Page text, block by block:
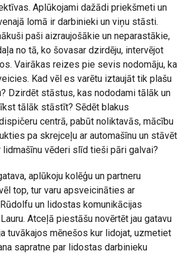
Aplūkojami dažādi priekšmeti un
lomā ir darbinieki un viņu stāsti.
paši aizraujošākie un neparastākie,
no tā, ko šovasar dzirdēju, intervējot
Vairākas reizes pie sevis nodomāju, ka
Kad vēl es varētu iztaujāt tik plašu
Dzirdēt stāstus, kas nododami tālāk un
tālāk stāstīt? Sēdēt blakus
centrā, pabūt noliktavās, mācību
pa skrejceļu ar automašīnu un stāvēt
lidmašīnu vēderi slīd tieši pāri galvai?
aplūkoju kolēģu un partneru
top, tur varu apsveicināties ar
un lidostas komunikācijas
Atceļā piestāšu novērtēt jau gatavu
tuvākajos mēnešos kur lidojat, uzmetiet
sapratne par lidostas darbinieku